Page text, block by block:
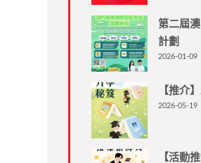
第二屆
計劃
2026-01-09
【推介
2026-05-19
【活動